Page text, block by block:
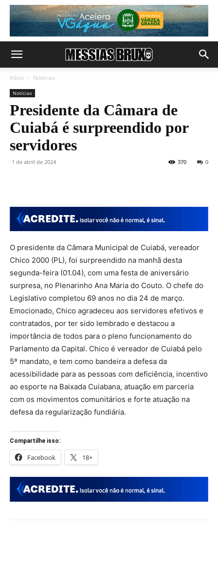
Início Notícias
Notícias
Presidente da Câmara de
Cuiabá é surpreendido por
servidores
1 de abril de 2024 0
370
O presidente da Câmara Municipal de Cuiabá, vereador
Chico 2000 (PL), foi surpreendido na manhã desta
segunda-feira (01.04), com uma festa de aniversário
surpresa, no Plenarinho Ana Maria do Couto. O chefe do
Legislativo completou 69 anos no dia 24 de março.
Emocionado, Chico agradeceu aos servidores efetivos e
contratados, por ter sido lembrado e destacou a
importância de todos para o pleno funcionamento do
Parlamento da Capital. Chico é vereador de Cuiabá pelo
5º mandato, e tem como bandeira a defesa da
acessibilidade para as pessoas com deficiência, incentivo
ao esporte na Baixada Cuiabana, atuação em parceria
com os movimentos comunitários e forte atuação na
defesa da regularização fundiária.
Compartilhe isso:
Facebook 18+